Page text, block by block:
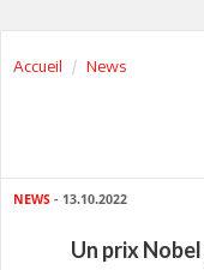
Accueil News
NEWS - 13.10.2022
Un prix